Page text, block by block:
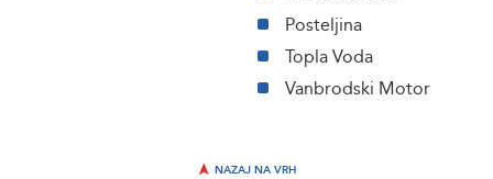
Posteljina
Topla Voda
Vanbrodski Motor
NAZAJ NA VRH